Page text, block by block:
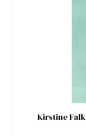
Kirstine